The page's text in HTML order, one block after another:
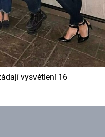
vysvětlení 16